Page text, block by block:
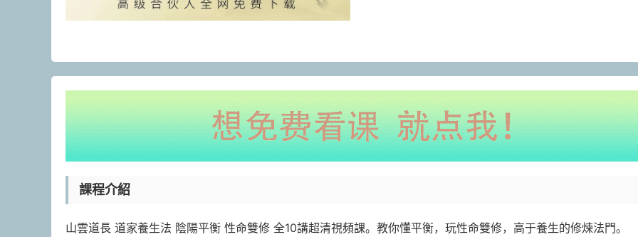
課程介紹
山雲道長 道家養生法 陰陽平衡 性命雙修 全10講超清視頻課。教你懂平衡，玩性命雙修，高于養生的修煉法門。